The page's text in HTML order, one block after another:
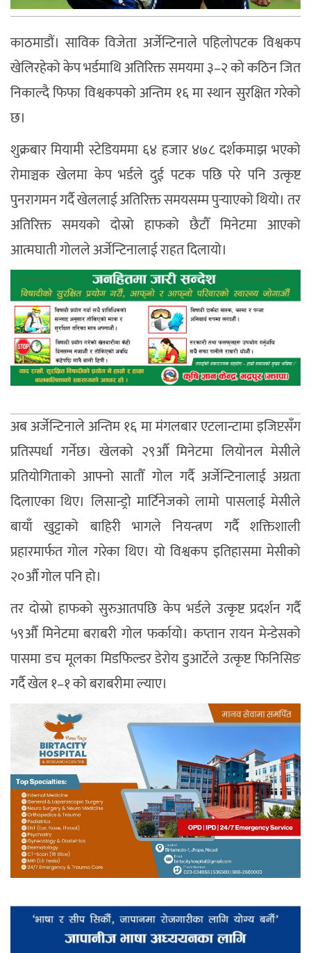
काठमाडौं। साविक विजेता अर्जेन्टिनाले पहिलोपटक विश्वकप
खेलिरहेको केप भर्डमाथि अतिरिक्त समयमा ३–२ को कठिन जित
निकाल्दै फिफा विश्वकपको अन्तिम १६ मा स्थान सुरक्षित गरेको
छ।
शुक्रबार मियामी स्टेडियममा ६४ हजार ४७८ दर्शकमाझ भएको
रोमाञ्चक खेलमा केप भर्डले दुई पटक पछि परे पनि उत्कृष्ट
पुनरागमन गर्दै खेललाई अतिरिक्त समयसम्म पुर्‍याएको थियो। तर
अतिरिक्त समयको दोस्रो हाफको छैटौँ मिनेटमा आएको
आत्मघाती गोलले अर्जेन्टिनालाई राहत दिलायो।
अब अर्जेन्टिनाले अन्तिम १६ मा मंगलबार एटलान्टामा इजिप्टसँग
प्रतिस्पर्धा गर्नेछ। खेलको २९औँ मिनेटमा लियोनल मेसीले
प्रतियोगिताको आफ्नो सातौँ गोल गर्दै अर्जेन्टिनालाई अग्रता
दिलाएका थिए। लिसान्ड्रो मार्टिनेजको लामो पासलाई मेसीले
बायाँ खुट्टाको बाहिरी भागले नियन्त्रण गर्दै शक्तिशाली
प्रहारमार्फत गोल गरेका थिए। यो विश्वकप इतिहासमा मेसीको
२०औँ गोल पनि हो।
तर दोस्रो हाफको सुरुआतपछि केप भर्डले उत्कृष्ट प्रदर्शन गर्दै
५९औँ मिनेटमा बराबरी गोल फर्कायो। कप्तान रायन मेन्डेसको
पासमा डच मूलका मिडफिल्डर डेरोय डुआर्टेले उत्कृष्ट फिनिसिङ
गर्दै खेल १–१ को बराबरीमा ल्याए।